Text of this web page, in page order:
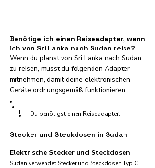
Benötige ich einen Reiseadapter, wenn
ich von Sri Lanka nach Sudan reise?
Wenn du planst von Sri Lanka nach Sudan
zu reisen, musst du folgenden Adapter
mitnehmen, damit deine elektronischen
Geräte ordnungsgemäß funktionieren.
! Du benötigst einen Reiseadapter.
Stecker und Steckdosen in Sudan
Elektrische Stecker und Steckdosen
Sudan verwendet Stecker und Steckdosen Typ C